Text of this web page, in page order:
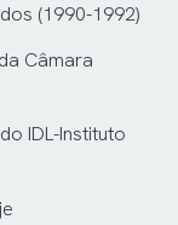
(1990-1992)
Câmara
IDL-Instituto